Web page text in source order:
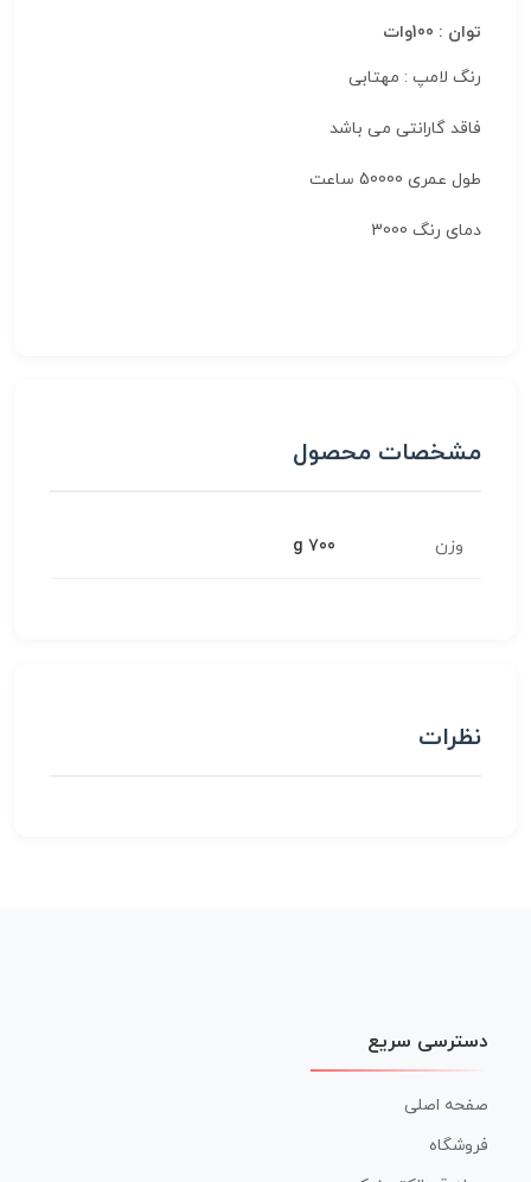
توان : 100وات
رنگ لامپ : مهتابی
فاقد گارانتی می باشد
طول عمری 50000 ساعت
دمای رنگ 3000
مشخصات محصول
وزن 700 g
نظرات
دسترسی سریع
صفحه اصلی
فروشگاه